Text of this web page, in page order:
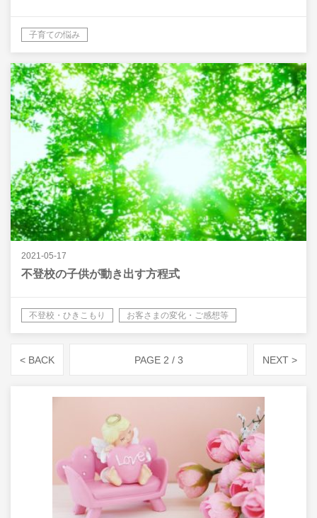
子育ての悩み
2021-05-17
不登校の子供が動き出す方程式
不登校・ひきこもり お客さまの変化・ご感想等
< BACK PAGE 2 / 3 NEXT >